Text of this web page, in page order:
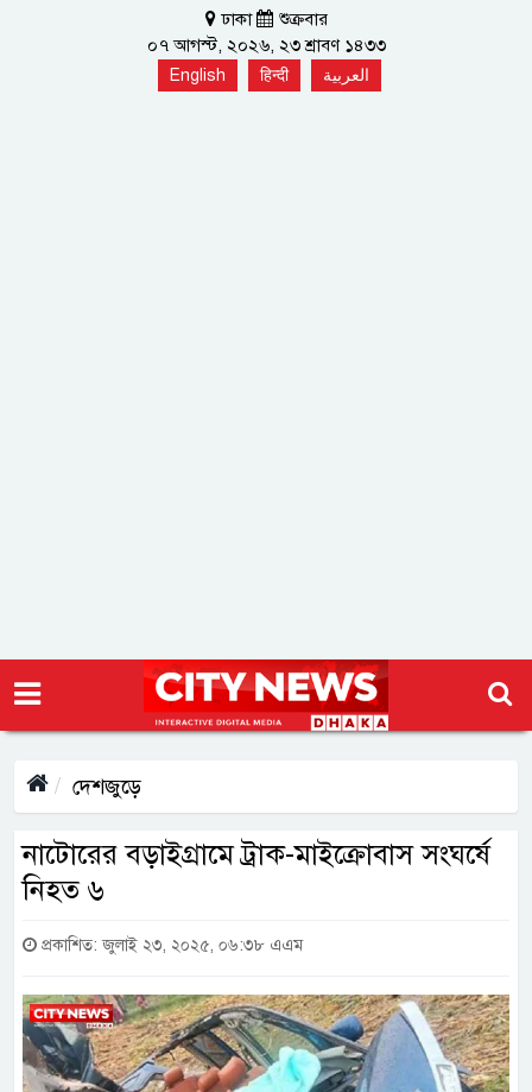
ঢাকা
শুক্রবার
০৭ আগস্ট, ২০২৬, ২৩ শ্রাবণ ১৪৩৩
English हिन्दी العربية
দেশজুড়ে
নাটোরের বড়াইগ্রামে ট্রাক-মাইক্রোবাস সংঘর্ষে
নিহত ৬
প্রকাশিত: জুলাই ২৩, ২০২৫, ০৬:৩৮ এএম